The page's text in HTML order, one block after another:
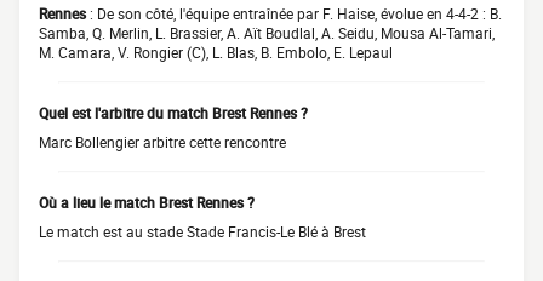
Rennes: De son côté, l'équipe entraînée par F. Haise, évolue en 4-4-2 : B.
Samba, Q. Merlin, L. Brassier, A. Aït Boudlal, A. Seidu, Mousa Al-Tamari,
M. Camara, V. Rongier (C), L. Blas, B. Embolo, E. Lepaul
Quel est l'arbitre du match Brest Rennes ?
Marc Bollengier arbitre cette rencontre
Où a lieu le match Brest Rennes ?
Le match est au stade Stade Francis-Le Blé à Brest